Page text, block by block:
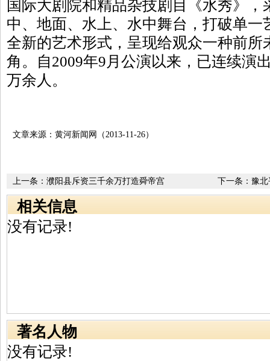
国际大剧院和精品杂技剧目《水秀》
中、地面、水上、水中舞台，打破单一
全新的艺术形式，呈现给观众一种前所
角。自2009年9月公演以来，已连续演
万余人。
文章来源：黄河新闻网（2013-11-26）
下一条： 豫北
上一条： 濮阳县斥资三千余万打造舜帝宫
相关信息
没有记录!
著名人物
没有记录!